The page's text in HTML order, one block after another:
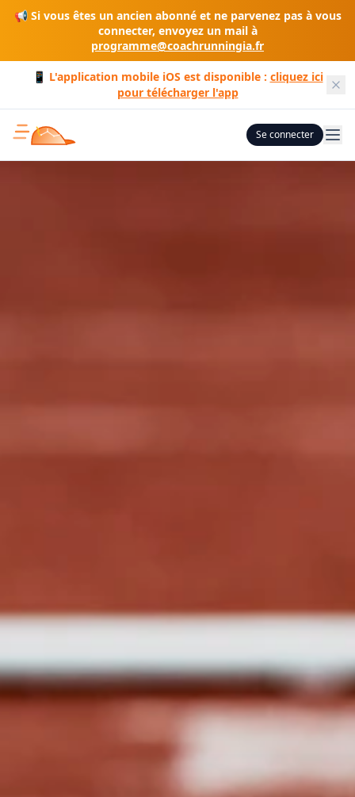
📢 Si vous êtes un ancien abonné et ne parvenez pas à vous
connecter, envoyez un mail à
programme@coachrunningia.fr
📱 L'application mobile iOS est disponible : cliquez ici
pour télécharger l'app
Se connecter